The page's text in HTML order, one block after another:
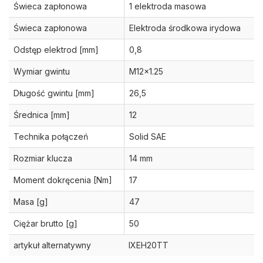
Świeca zapłonowa 1 elektroda masowa
Świeca zapłonowa Elektroda środkowa irydowa
Odstęp elektrod [mm] 0,8
Wymiar gwintu M12x1.25
Długość gwintu [mm] 26,5
Średnica [mm] 12
Technika połączeń Solid SAE
Rozmiar klucza 14 mm
Moment dokręcenia [Nm] 17
Masa [g] 47
Ciężar brutto [g] 50
artykuł alternatywny IXEH20TT